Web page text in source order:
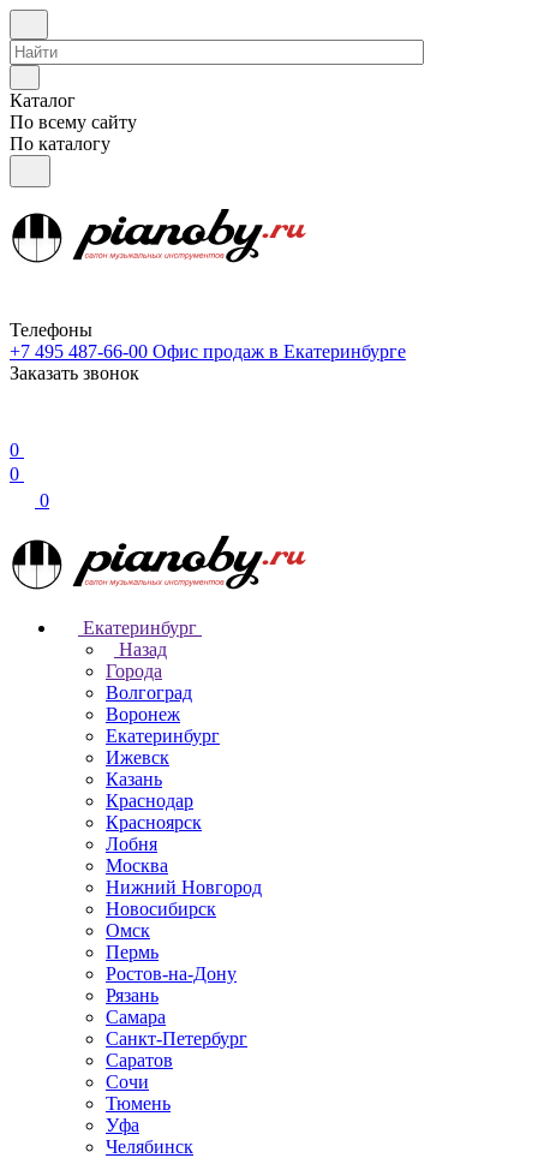
Каталог
По всему сайту
По каталогу
Телефоны
+7 495 487-66-00 Офис продаж в Екатеринбурге
Заказать звонок
0
0
0
Екатеринбург
Назад
Города
Волгоград
Воронеж
Екатеринбург
Ижевск
Казань
Краснодар
Красноярск
Лобня
Москва
Нижний Новгород
Новосибирск
Омск
Пермь
Ростов-на-Дону
Рязань
Самара
Санкт-Петербург
Саратов
Сочи
Тюмень
Уфа
Челябинск